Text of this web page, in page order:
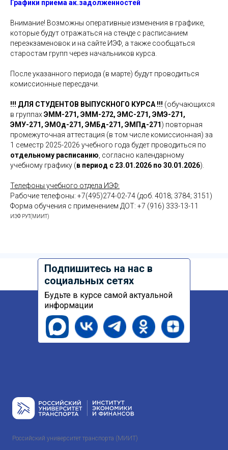
Графики приема ак.задолженностей
Внимание! Возможны оперативные изменения в графике,
которые будут отражаться на стенде с расписанием
переэкзаменовок и на сайте ИЭФ, а также сообщаться
старостам групп через начальников курса.
После указанного периода (в марте) будут проводиться
комиссионные пересдачи.
!!! ДЛЯ СТУДЕНТОВ ВЫПУСКНОГО КУРСА !!! (обучающихся
в группахЭММ-271, ЭММ-272, ЭМС-271, ЭМЭ-271,
ЭМУ-271, ЭМОд-271, ЭМБд-271, ЭМПд-271) повторная
промежуточная аттестация (в том числе комиссионная) за
1 семестр 2025-2026 учебного года будет проводиться по
отдельному расписанию , согласно календарному
учебному графику (в период с 23.01.2026 по 30.01.2026).
Телефоны учебного отдела ИЭФ:
Рабочие телефоны: +7(495)274-02-74 (доб. 4018; 3784; 3151)
Форма обучения с применением ДОТ: +7 (916) 333-13-11
ИЭФ РУТ(МИИТ)
Подпишитесь на нас в
социальных сетях
Будьте в курсе самой актуальной
информации
Российский университет транспорта (МИИТ)